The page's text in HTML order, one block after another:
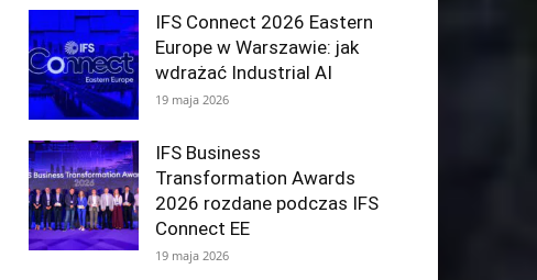
IFS Connect 2026 Eastern
Europe w Warszawie: jak
wdrażać Industrial AI
19 maja 2026
IFS Business
Transformation Awards
2026 rozdane podczas IFS
Connect EE
19 maja 2026